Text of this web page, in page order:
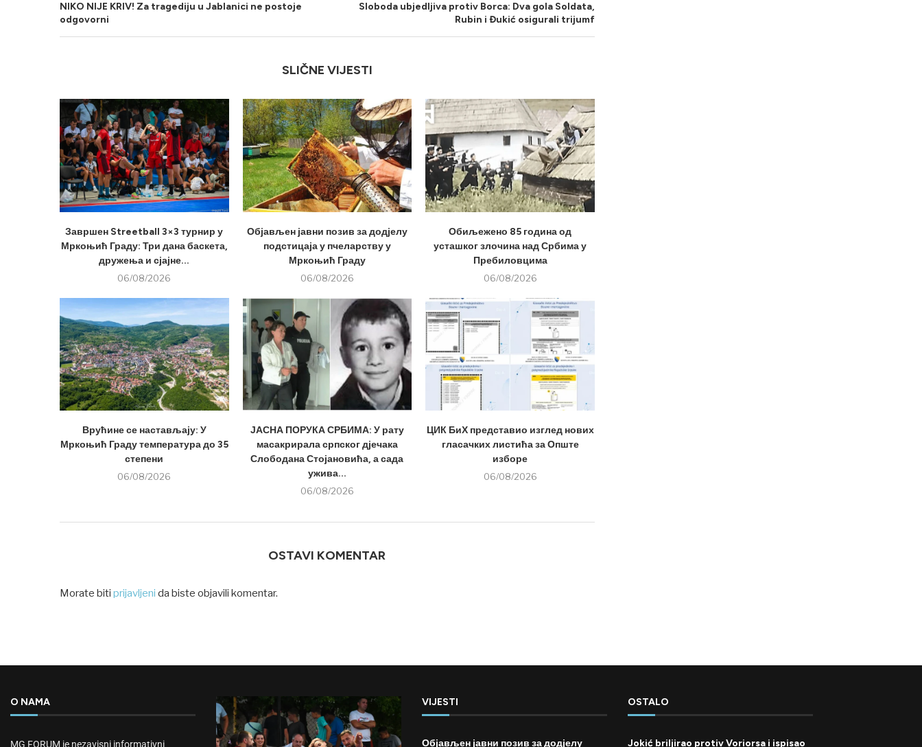
NIKO NIJE KRIV! Za tragediju u Jablanici ne postoje
odgovorni
Sloboda ubjedljiva protiv Borca: Dva gola Soldata,
Rubin i Đukić osigurali trijumf
SLIČNE VIJESTI
Завршен Streetball 3×3 турнир у
Мркоњић Граду: Три дана баскета,
дружења и сјајне...
06/08/2026
Објављен јавни позив за додјелу
подстицаја у пчеларству у
Мркоњић Граду
06/08/2026
Обиљежено 85 година од
усташког злочина над Србима у
Пребиловцима
06/08/2026
Врућине се настављају: У
Мркоњић Граду температура до 35
степени
06/08/2026
ЈАСНА ПОРУКА СРБИМА: У рату
масакрирала српског дјечака
Слободана Стојановића, а сада
ужива...
06/08/2026
ЦИК БиХ представио изглед нових
гласачких листића за Опште
изборе
06/08/2026
OSTAVI KOMENTAR
Morate biti prijavljeni da biste objavili komentar.
O NAMA
MG FORUM je nezavisni informativni
VIJESTI
Објављен јавни позив за додјелу
OSTALO
Jokić briljirao protiv Voriorsa i ispisao